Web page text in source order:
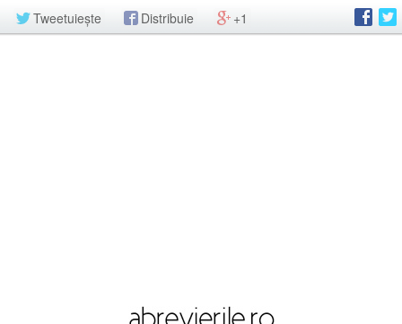
Tweetuiește Distribuie +1